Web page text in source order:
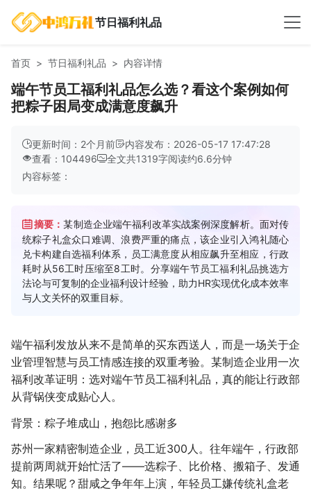
节日福利礼品
首页 节日福利礼品 内容详情
端午节员工福利礼品怎么选？看这个案例如何
把粽子困局变成满意度飙升
更新时间：2个月前
内容发布：2026-05-17 17:47:28
查看：104496
全文共1319字阅读约6.6分钟
内容标签：
摘要：某制造企业端午福利改革实战案例深度解析。面对传
统粽子礼盒众口难调、浪费严重的痛点，该企业引入鸿礼随心
兑卡构建自选福利体系，员工满意度从相应飙升至相应，行政
耗时从56工时压缩至8工时。分享端午节员工福利礼品挑选方
法论与可复制的企业福利设计经验，助力HR实现优化成本效率
与人文关怀的双重目标。
端午福利发放从来不是简单的买东西送人，而是一场关于企
业管理智慧与员工情感连接的双重考验。某制造企业用一次
福利改革证明：选对端午节员工福利礼品，真的能让行政部
从背锅侠变成贴心人。
背景：粽子堆成山，抱怨比感谢多
苏州一家精密制造企业，员工近300人。往年端午，行政部
提前两周就开始忙活了——选粽子、比价格、搬箱子、发通
知。结果呢？甜咸之争年年上演，年轻员工嫌传统礼盒老